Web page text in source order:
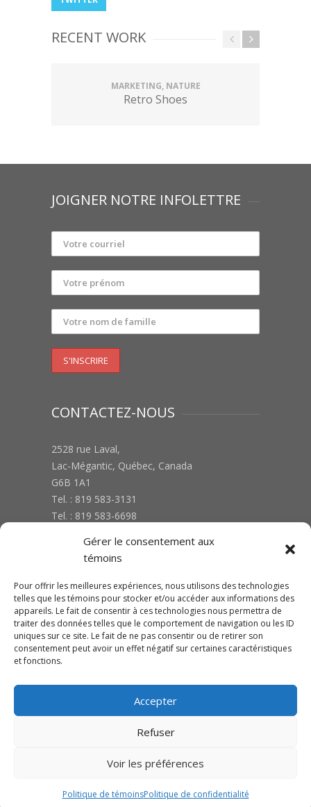
Gérer le consentement aux
témoins
Pour offrir les meilleures expériences, nous utilisons des technologies
telles que les témoins pour stocker et/ou accéder aux informations des
appareils. Le fait de consentir à ces technologies nous permettra de
traiter des données telles que le comportement de navigation ou les ID
uniques sur ce site. Le fait de ne pas consentir ou de retirer son
consentement peut avoir un effet négatif sur certaines caractéristiques
et fonctions.
Accepter
Refuser
Voir les préférences
Politique de témoinsPolitique de confidentialité
RECENT WORK
MARKETING, NATURE
Retro Shoes
JOIGNER NOTRE INFOLETTRE
CONTACTEZ-NOUS
2528 rue Laval,
Lac-Mégantic, Québec, Canada
G6B 1A1
Tel. : 819 583-3131
Tel. : 819 583-6698
Fax.: 819-583-3733
HEURES D’OUVERTURE
Lundi au vendredi : 8h00 à 12h00 | 13h00 à
17h00
Samedi :Fermé
SUIVEZ-NOUS SUR FACEBOOK